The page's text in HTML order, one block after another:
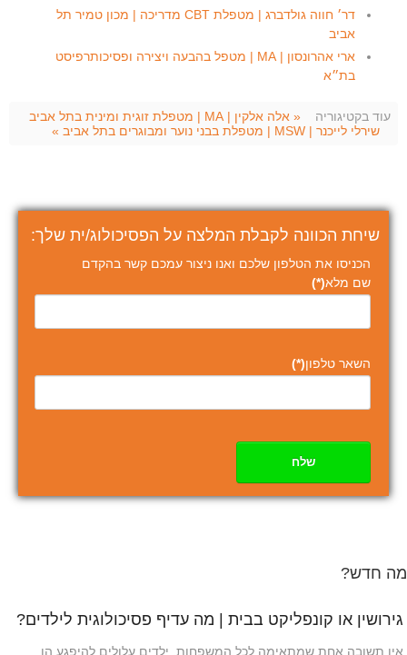
דר׳ חווה גולדברג | מטפלת CBT מדריכה | מכון טמיר תל
אביב
ארי אהרונסון | MA | מטפל בהבעה ויצירה ופסיכותרפיסט
בת״א
עוד בקטיגוריה
« אלה אלקין | MA | מטפלת זוגית ומינית בתל אביב
שירלי לייכנר | MSW | מטפלת בבני נוער ומבוגרים בתל אביב »
שיחת הכוונה לקבלת המלצה על הפסיכולוג/ית שלך:
הכניסו את הטלפון שלכם ואנו ניצור עמכם קשר בהקדם
שם מלא(*)
השאר טלפון(*)
שלח
מה חדש?
גירושין או קונפליקט בבית | מה עדיף פסיכולוגית לילדים?
אין תשובה אחת שמתאימה לכל המשפחות. ילדים עלולים להיפגע הן